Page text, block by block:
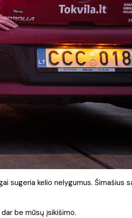
sugeria kelio nelygumus. Šimašius
be mūsų įsikišimo.